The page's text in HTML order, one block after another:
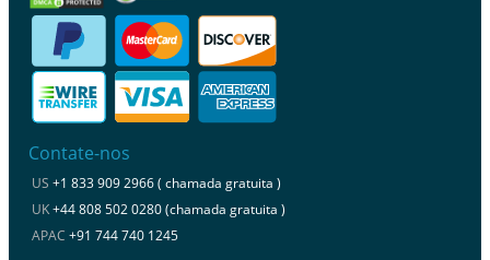
Contate-nos
US +1 833 909 2966 ( chamada gratuita )
UK+44 808 502 0280 (chamada gratuita )
APAC +91 744 740 1245